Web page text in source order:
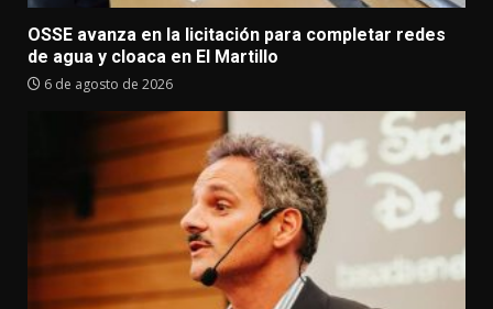
OSSE avanza en la licitación para completar redes
de agua y cloaca en El Martillo
6 de agosto de 2026